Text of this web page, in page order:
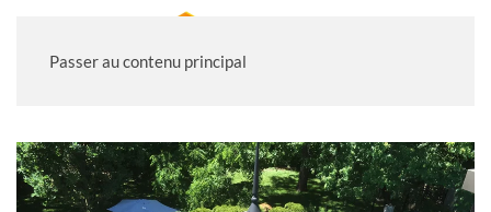
Passer au contenu principal